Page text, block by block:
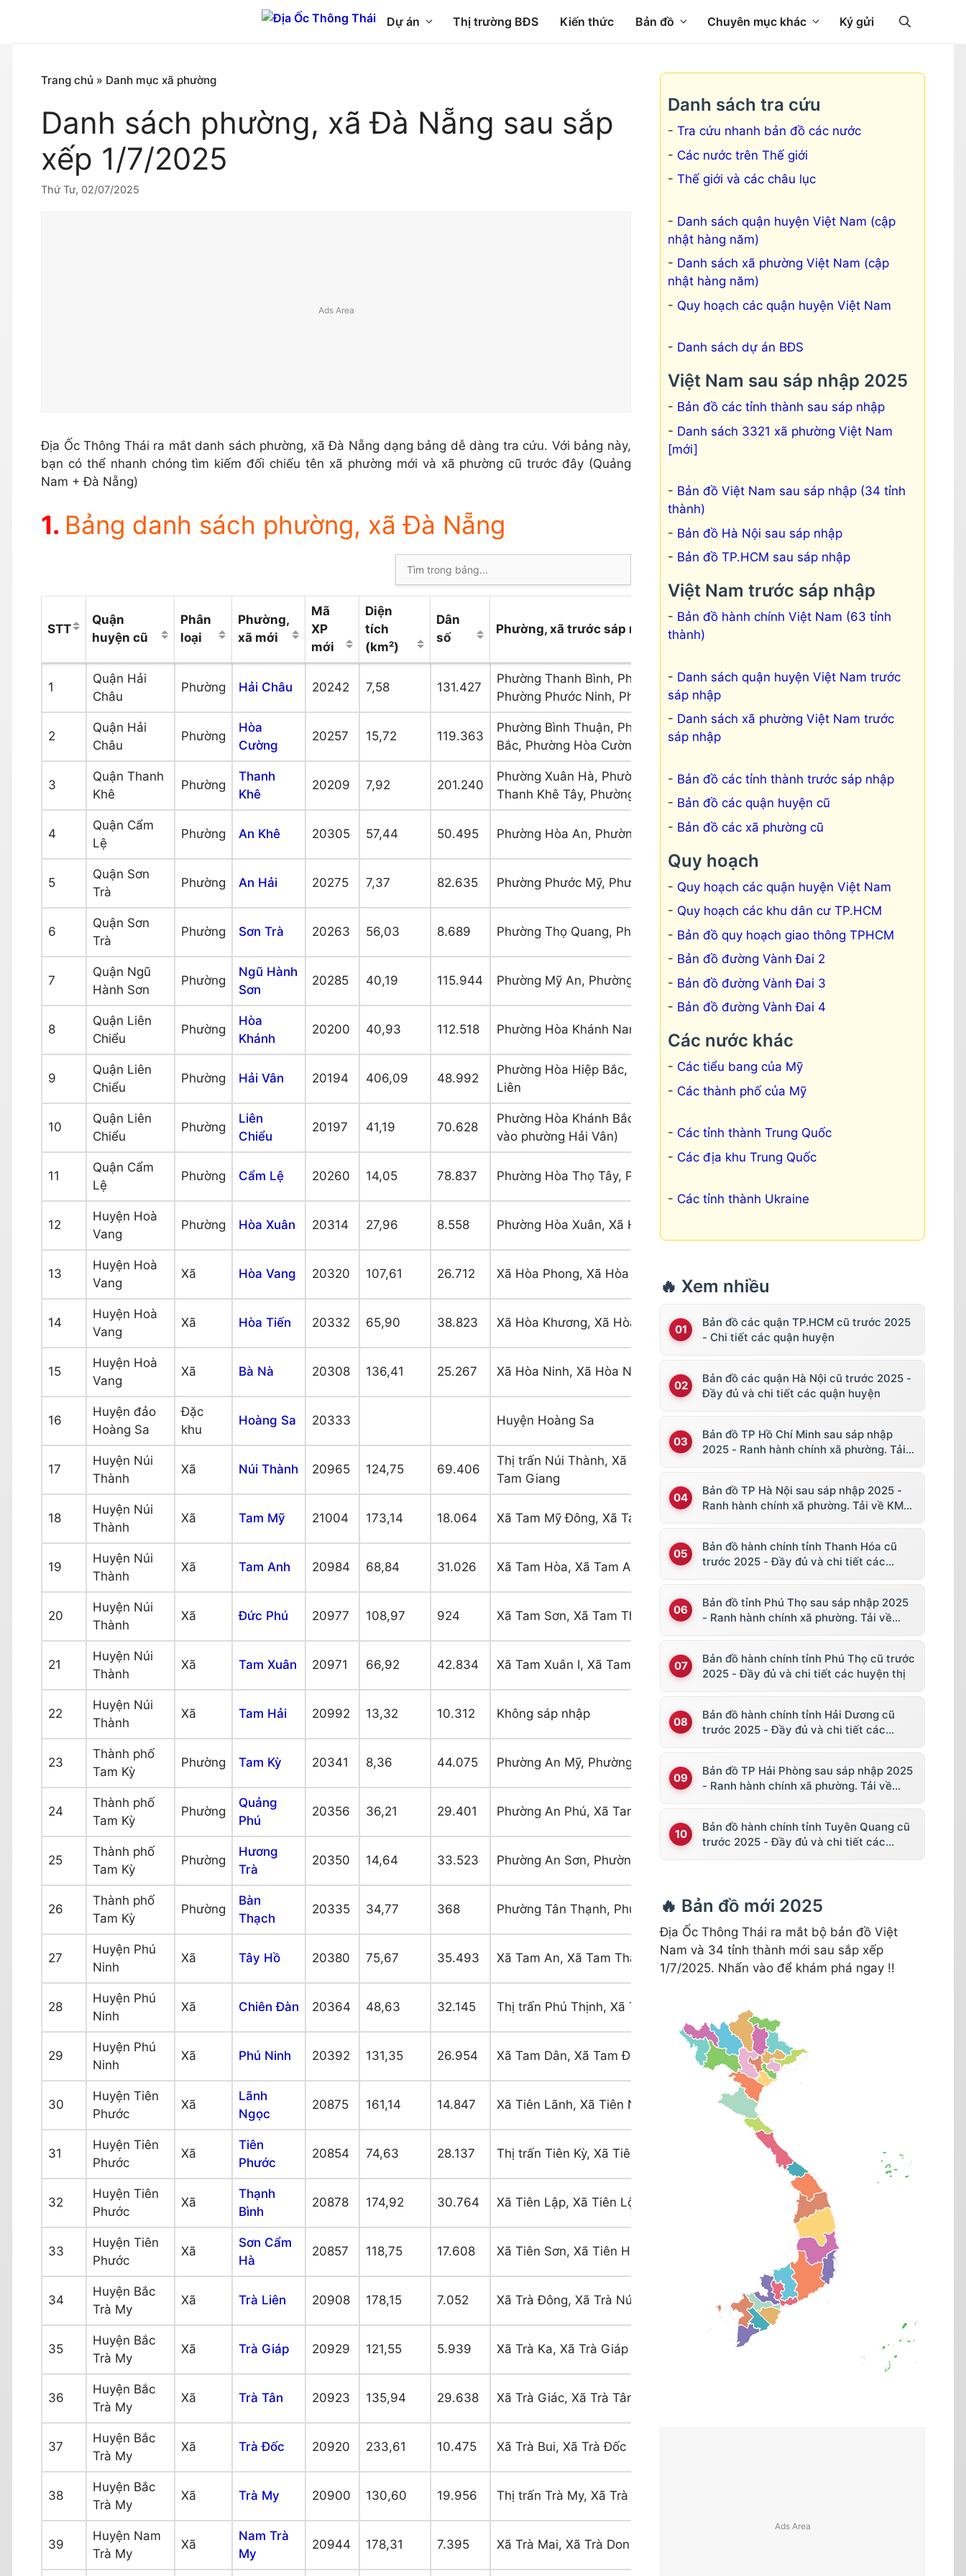
nội
Dự án Thị trường BĐS Kiến thức Bản đồ Chuyên mục khác Ký gửi
Trang chủ » Danh mục xã phường
Danh sách phường, xã Đà Nẵng sau sắp
xếp 1/7/2025
Thứ Tư, 02/07/2025
Địa Ốc Thông Thái ra mắt danh sách phường, xã Đà Nẵng dạng bảng dễ dàng tra cứu. Với bảng này,
bạn có thể nhanh chóng tìm kiếm đối chiếu tên xã phường mới và xã phường cũ trước đây (Quảng
Nam + Đà Nẵng)
Bảng danh sách phường, xã Đà Nẵng
STT
Quận
huyện cũ
Phân
loại
Phường,
xã mới
Mã
XP
mới
Diện
tích
(km²)
Dân
số
Phường, xã trước sáp nhập
1
Quận Hải
Châu
Phường Hải Châu 20242 7,58 131.427
Phường Thanh Bình, Phường Thuận Phước, Phường Thạch Thang,
Phường Phước Ninh, Phường Hải Châu
2
Quận Hải
Châu
Phường
Hòa
Cường
20257 15,72 119.363
Phường Bình Thuận, Phường Hòa Thuận Tây, Phường Hòa Cường
Bắc, Phường Hòa Cường Nam
3
Quận Thanh
Khê
Phường
Thanh
Khê
20209 7,92 201.240
Phường Xuân Hà, Phường Chính Gián, Phường Thạc Gián, Phường
Thanh Khê Tây, Phường Thanh Khê Đông
4
Quận Cẩm
Lệ
Phường An Khê 20305 57,44 50.495 Phường Hòa An, Phường Hòa Phát, Phường An Khê
5
Quận Sơn
Trà
Phường An Hải 20275 7,37 82.635 Phường Phước Mỹ, Phường An Hải Bắc, Phường An Hải Nam
6
Quận Sơn
Trà
Phường Sơn Trà 20263 56,03 8.689 Phường Thọ Quang, Phường Nại Hiên Đông, Phường Mân Thái
7
Quận Ngũ
Hành Sơn
Phường
Ngũ Hành
Sơn
20285 40,19 115.944 Phường Mỹ An, Phường Khuê Mỹ, Phường Hòa Hải, Phường Hòa Quý
8
Quận Liên
Chiểu
Phường
Hòa
Khánh
20200 40,93 112.518 Phường Hòa Khánh Nam, Phường Hòa Minh, Xã Hòa Sơn
9
Quận Liên
Chiểu
Phường Hải Vân 20194 406,09 48.992
Phường Hòa Hiệp Bắc, Phường Hòa Hiệp Nam, Xã Hòa Bắc, Xã Hòa
Liên
10
Quận Liên
Chiểu
Phường
Liên
Chiểu
20197 41,19 70.628
Phường Hòa Khánh Bắc, Xã Hòa Liên (phần còn lại sau khi sáp nhập
vào phường Hải Vân)
11
Quận Cẩm
Lệ
Phường Cẩm Lệ 20260 14,05 78.837 Phường Hòa Thọ Tây, Phường Hòa Thọ Đông, Phường Khuê Trung
12
Huyện Hoà
Vang
Phường Hòa Xuân 20314 27,96 8.558 Phường Hòa Xuân, Xã Hòa Châu, Xã Hòa Phước
13
Huyện Hoà
Vang
Xã Hòa Vang 20320 107,61 26.712 Xã Hòa Phong, Xã Hòa Phú
14
Huyện Hoà
Vang
Xã Hòa Tiến 20332 65,90 38.823 Xã Hòa Khương, Xã Hòa Tiến
15
Huyện Hoà
Vang
Xã Bà Nà 20308 136,41 25.267 Xã Hòa Ninh, Xã Hòa Nhơn
16
Huyện đảo
Hoàng Sa
Đặc
khu
Hoàng Sa 20333 Huyện Hoàng Sa
17
Huyện Núi
Thành
Xã Núi Thành 20965 124,75 69.406
Thị trấn Núi Thành, Xã Tam Quang, Xã Tam Nghĩa, Xã Tam Hiệp, Xã
Tam Giang
18
Huyện Núi
Thành
Xã Tam Mỹ 21004 173,14 18.064 Xã Tam Mỹ Đông, Xã Tam Mỹ Tây, Xã Tam Trà
19
Huyện Núi
Thành
Xã Tam Anh 20984 68,84 31.026 Xã Tam Hòa, Xã Tam Anh Bắc, Xã Tam Anh Nam
20
Huyện Núi
Thành
Xã Đức Phú 20977 108,97 924 Xã Tam Sơn, Xã Tam Thạnh
21
Huyện Núi
Thành
Xã Tam Xuân 20971 66,92 42.834 Xã Tam Xuân I, Xã Tam Xuân II, Xã Tam Tiến
22
Huyện Núi
Thành
Xã Tam Hải 20992 13,32 10.312 Không sáp nhập
23
Thành phố
Tam Kỳ
Phường Tam Kỳ 20341 8,36 44.075 Phường An Mỹ, Phường An Xuân, Phường Trường Xuân
24
Thành phố
Tam Kỳ
Phường
Quảng
Phú
20356 36,21 29.401 Phường An Phú, Xã Tam Thanh, Xã Tam Phú
25
Thành phố
Tam Kỳ
Phường
Hương
Trà
20350 14,64 33.523 Phường An Sơn, Phường Hòa Hương, Xã Tam Ngọc
26
Thành phố
Tam Kỳ
Phường
Bàn
Thạch
20335 34,77 368 Phường Tân Thạnh, Phường Hòa Thuận, Xã Tam Thăng
27
Huyện Phú
Ninh
Xã Tây Hồ 20380 75,67 35.493 Xã Tam An, Xã Tam Thành, Xã Tam Phước, Xã Tam Lộc
28
Huyện Phú
Ninh
Xã Chiên Đàn 20364 48,63 32.145 Thị trấn Phú Thịnh, Xã Tam Đàn, Xã Tam Thái
29
Huyện Phú
Ninh
Xã Phú Ninh 20392 131,35 26.954 Xã Tam Dân, Xã Tam Đại, Xã Tam Lãnh
30
Huyện Tiên
Phước
Xã
Lãnh
Ngọc
20875 161,14 14.847 Xã Tiên Lãnh, Xã Tiên Ngọc, Xã Tiên Hiệp
31
Huyện Tiên
Phước
Xã
Tiên
Phước
20854 74,63 28.137 Thị trấn Tiên Kỳ, Xã Tiên Mỹ, Xã Tiên Phong, Xã Tiên Thọ
32
Huyện Tiên
Phước
Xã
Thạnh
Bình
20878 174,92 30.764 Xã Tiên Lập, Xã Tiên Lộc, Xã Tiên An, Xã Tiên Cảnh
33
Huyện Tiên
Phước
Xã
Sơn Cẩm
Hà
20857 118,75 17.608 Xã Tiên Sơn, Xã Tiên Hà, Xã Tiên Châu
34
Huyện Bắc
Trà My
Xã Trà Liên 20908 178,15 7.052 Xã Trà Đông, Xã Trà Nú, Xã Trà Kót
35
Huyện Bắc
Trà My
Xã Trà Giáp 20929 121,55 5.939 Xã Trà Ka, Xã Trà Giáp
36
Huyện Bắc
Trà My
Xã Trà Tân 20923 135,94 29.638 Xã Trà Giác, Xã Trà Tân
37
Huyện Bắc
Trà My
Xã Trà Đốc 20920 233,61 10.475 Xã Trà Bui, Xã Trà Đốc
38
Huyện Bắc
Trà My
Xã Trà My 20900 130,60 19.956 Thị trấn Trà My, Xã Trà Sơn, Xã Trà Giang, Xã Trà Dương
39
Huyện Nam
Trà My
Xã
Nam Trà
My
20944 178,31 7.395 Xã Trà Mai, Xã Trà Don
Danh sách tra cứu
Tra cứu nhanh bản đồ các nước
Các nước trên Thế giới
Thế giới và các châu lục
Danh sách quận huyện Việt Nam (cập
nhật hàng năm)
Danh sách xã phường Việt Nam (cập
nhật hàng năm)
Quy hoạch các quận huyện Việt Nam
Danh sách dự án BĐS
Việt Nam sau sáp nhập 2025
Bản đồ các tỉnh thành sau sáp nhập
Danh sách 3321 xã phường Việt Nam
[mới]
Bản đồ Việt Nam sau sáp nhập (34 tỉnh
thành)
Bản đồ Hà Nội sau sáp nhập
Bản đồ TP.HCM sau sáp nhập
Việt Nam trước sáp nhập
Bản đồ hành chính Việt Nam (63 tỉnh
thành)
Danh sách quận huyện Việt Nam trước
sáp nhập
Danh sách xã phường Việt Nam trước
sáp nhập
Bản đồ các tỉnh thành trước sáp nhập
Bản đồ các quận huyện cũ
Bản đồ các xã phường cũ
Quy hoạch
Quy hoạch các quận huyện Việt Nam
Quy hoạch các khu dân cư TP.HCM
Bản đồ quy hoạch giao thông TPHCM
Bản đồ đường Vành Đai 2
Bản đồ đường Vành Đai 3
Bản đồ đường Vành Đai 4
Các nước khác
Các tiểu bang của Mỹ
Các thành phố của Mỹ
Các tỉnh thành Trung Quốc
Các địa khu Trung Quốc
Các tỉnh thành Ukraine
🔥 Xem nhiều
Bản đồ các quận TP.HCM cũ trước 2025
- Chi tiết các quận huyện
Bản đồ các quận Hà Nội cũ trước 2025 -
Đầy đủ và chi tiết các quận huyện
Bản đồ TP Hồ Chí Minh sau sáp nhập
2025 - Ranh hành chính xã phường. Tải
Bản đồ TP Hà Nội sau sáp nhập 2025 -
Ranh hành chính xã phường. Tải về KML,
Bản đồ hành chính tỉnh Thanh Hóa cũ
trước 2025 - Đầy đủ và chi tiết các
Bản đồ tỉnh Phú Thọ sau sáp nhập 2025
- Ranh hành chính xã phường. Tải về
Bản đồ hành chính tỉnh Phú Thọ cũ trước
2025 - Đầy đủ và chi tiết các huyện thị
Bản đồ hành chính tỉnh Hải Dương cũ
trước 2025 - Đầy đủ và chi tiết các
Bản đồ TP Hải Phòng sau sáp nhập 2025
- Ranh hành chính xã phường. Tải về
Bản đồ hành chính tỉnh Tuyên Quang cũ
trước 2025 - Đầy đủ và chi tiết các
🔥 Bản đồ mới 2025
Địa Ốc Thông Thái ra mắt bộ bản đồ Việt
Nam và 34 tỉnh thành mới sau sắp xếp
1/7/2025. Nhấn vào để khám phá ngay !!